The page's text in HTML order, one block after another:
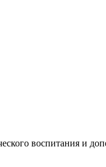
воспитания и